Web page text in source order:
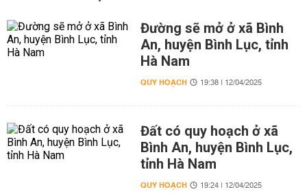
Đường sẽ mở ở xã Bình
An, huyện Bình Lục, tỉnh
Hà Nam
QUY HOẠCH 19:38 | 12/04/2025
Đất có quy hoạch ở xã
Bình An, huyện Bình Lục,
tỉnh Hà Nam
QUY HOẠCH 19:24 | 12/04/2025